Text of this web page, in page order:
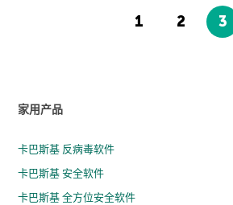
1 2 3
家用产品
卡巴斯基 反病毒软件
卡巴斯基 安全软件
卡巴斯基 全方位安全软件